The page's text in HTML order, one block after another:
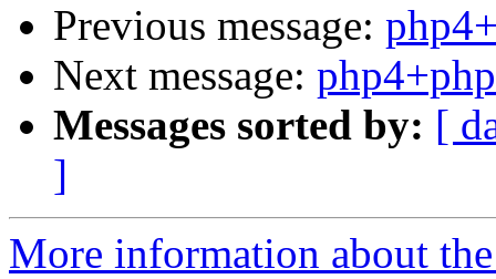
Previous message:
Next message:
Messages sorted by: [
]
More information about